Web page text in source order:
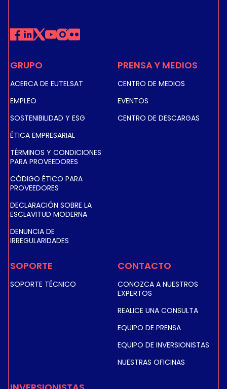
GRUPO
ACERCA DE EUTELSAT
EMPLEO
SOSTENIBILIDAD Y ESG
ÉTICA EMPRESARIAL
TÉRMINOS Y CONDICIONES
PARA PROVEEDORES
CÓDIGO ÉTICO PARA
PROVEEDORES
DECLARACIÓN SOBRE LA
ESCLAVITUD MODERNA
DENUNCIA DE
IRREGULARIDADES
PRENSA Y MEDIOS
CENTRO DE MEDIOS
EVENTOS
CENTRO DE DESCARGAS
SOPORTE
SOPORTE TÉCNICO
CONTACTO
CONOZCA A NUESTROS
EXPERTOS
REALICE UNA CONSULTA
EQUIPO DE PRENSA
EQUIPO DE INVERSIONISTAS
NUESTRAS OFICINAS